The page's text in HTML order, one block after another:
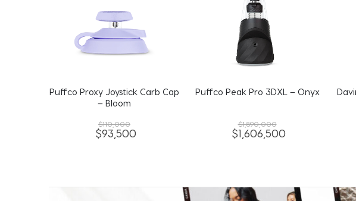
Puffco Peak Pro 3DXL – Onyx
$1,890,000
1,606,500
Davinci Extended Mouth Piece
$47,000